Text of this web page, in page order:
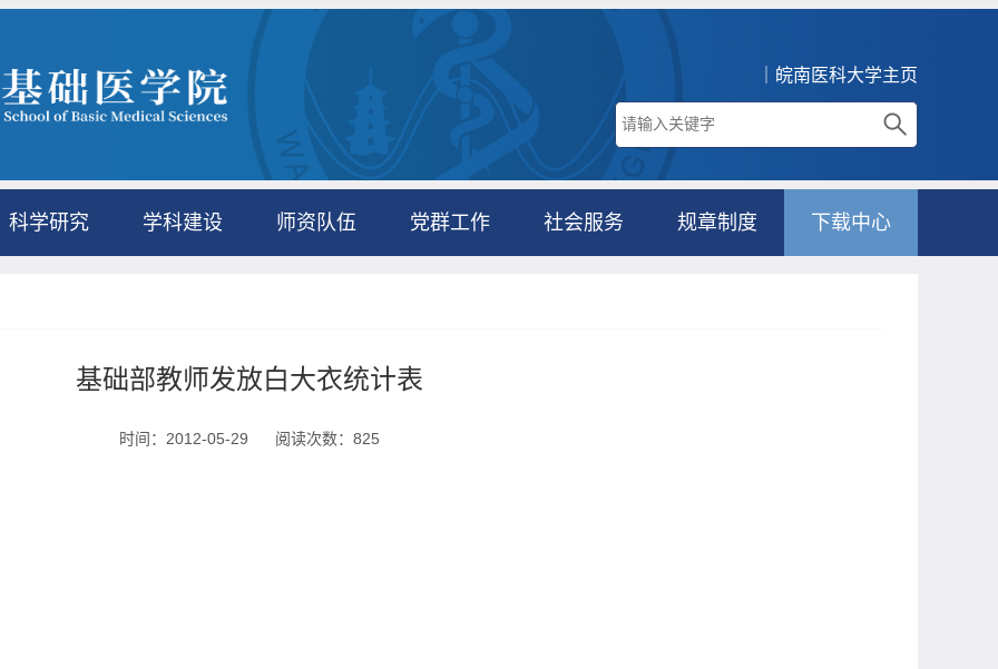
｜皖南医科大学主页
科学研究 学科建设 师资队伍 党群工作 社会服务 规章制度 下载中心
基础部教师发放白大衣统计表
时间：2012-05-29 阅读次数： 825